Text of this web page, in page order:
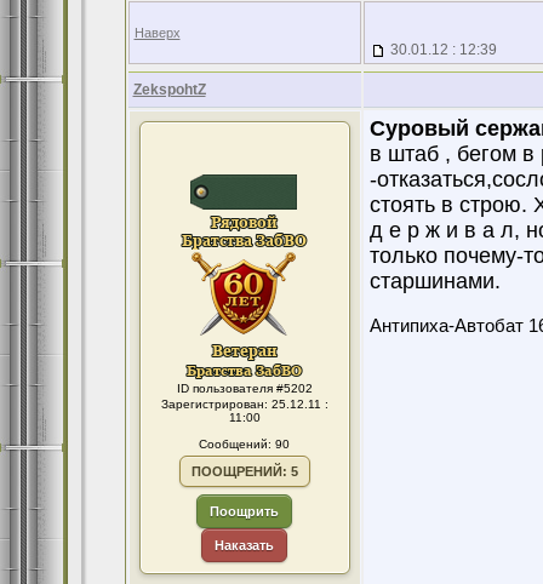
Наверх
30.01.12 : 12:39
ZekspohtZ
ID пользователя #5202
Зарегистрирован: 25.12.11 :
11:00
Сообщений: 90
ПООЩРЕНИЙ: 5
Поощрить
Наказать
Суровый
в штаб , бегом в
-
стоять в строю.
д е р ж и в а л,
только почему-
старшинами.
Антипиха-Автобат